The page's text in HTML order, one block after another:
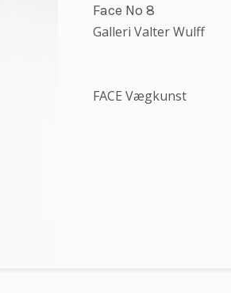
Face No 8
Galleri Valter Wulff
FACE Vægkunst